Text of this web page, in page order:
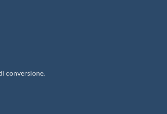
conversione.